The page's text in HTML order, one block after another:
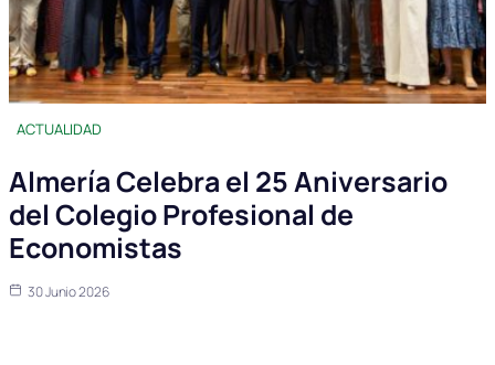
ACTUALIDAD
Almería Celebra el 25 Aniversario
del Colegio Profesional de
Economistas
30 Junio 2026